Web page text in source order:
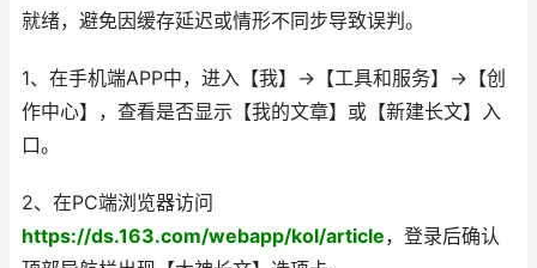
就绪，避免因缓存延迟或情形不同步导致误判。
1、在手机端APP中，进入【我】→【工具和服务】→【创
作中心】，查看是否显示【我的文章】或【新建长文】入
口。
2、在PC端浏览器访问
https://ds.163.com/webapp/kol/article，登录后确认